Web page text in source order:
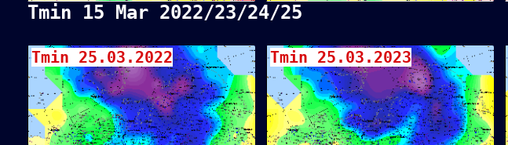
Tmin 15 Mar 2022/23/24/25
Tmin 25.03.2022 Tmin 25.03.2023